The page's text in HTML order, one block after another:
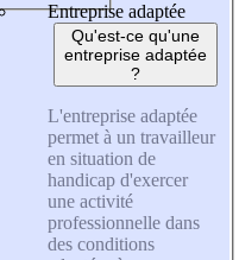
Entreprise adaptée
Qu'est-ce qu'une
entreprise adaptée
?
L'entreprise adaptée
permet à un travailleur
en situation de
handicap d'exercer
une activité
professionnelle dans
des conditions